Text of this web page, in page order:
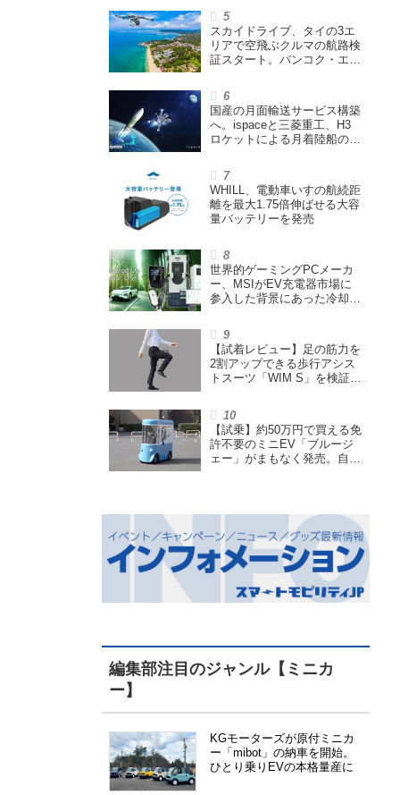
スカイドライブ、タイの3エ
リアで空飛ぶクルマの航路検
証スタート。バンコク・エア
指す
国産の月面輸送サービス構築
へ。ispaceと三菱重工、H3
ロケットによる月着陸船の打
結
WHILL、電動車いすの航続距
離を最大1.75倍伸ばせる大容
量バッテリーを発売
世界的ゲーミングPCメーカ
ー、MSIがEV充電器市場に
参入した背景にあった冷却技
回】
【試着レビュー】足の筋力を
2割アップできる歩行アシス
トスーツ「WIM S」を検証。
【試乗】約50万円で買える免
許不要のミニEV「ブルージ
ェー」がまもなく発売。自転
編集部注目のジャンル【ミニカ
ー】
KGモーターズが原付ミニカ
ー「mibot」の納車を開始。
ひとり乗りEVの本格量産に